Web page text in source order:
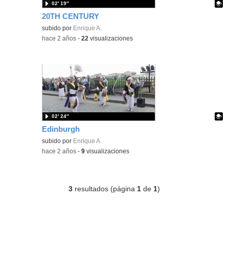
20TH CENTURY
Contenido educativo.
subido por Enrique A.
02′ 19″
-hace 2 años -22 visualizaciones
Edinburgh
Contenido educativo.
subido por Enrique A.
02′ 24″
-hace 2 años -9 visualizaciones
3 resultados (página 1 de 1)